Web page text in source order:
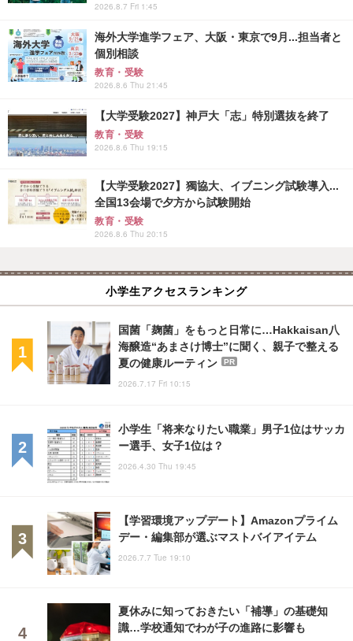
2026.8.7 Fri 1:45
海外大学進学フェア、大阪・東京で9月...担当者と
個別相談
教育・受験
2026.8.6 Thu 21:45
【大学受験2027】神戸大「志」特別選抜を終了
教育・受験
2026.8.6 Thu 19:15
【大学受験2027】獨協大、イブニング試験導入...
全国13会場で夕方から試験開始
教育・受験
2026.8.6 Thu 20:15
小学生アクセスランキング
国菌「麹菌」をもっと日常に…Hakkaisan八
海醸造“あまさけ博士”に聞く、親子で整える
夏の健康ルーティン
PR
2026.7.17 Fri 10:15
小学生「将来なりたい職業」男子1位はサッカ
ー選手、女子1位は？
2026.4.30 Thu 19:45
【学習環境アップデート】Amazonプライム
デー・編集部が選ぶマストバイアイテム
2026.7.7 Tue 19:10
夏休みに知っておきたい「補導」の基礎知
識…学校通知でわが子の進路に影響も